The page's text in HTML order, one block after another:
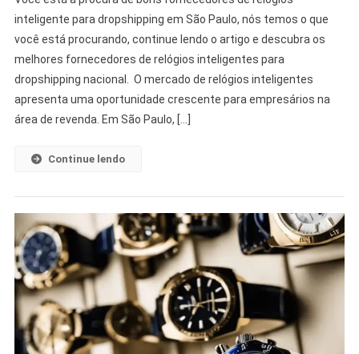
inteligente para dropshipping em São Paulo, nós temos o que
você está procurando, continue lendo o artigo e descubra os
melhores fornecedores de relógios inteligentes para
dropshipping nacional. O mercado de relógios inteligentes
apresenta uma oportunidade crescente para empresários na
área de revenda. Em São Paulo, […]
Continue lendo